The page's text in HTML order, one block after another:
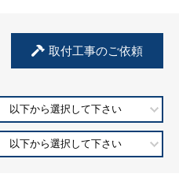
取付工事のご依頼
以下から選択して下さい
以下から選択して下さい